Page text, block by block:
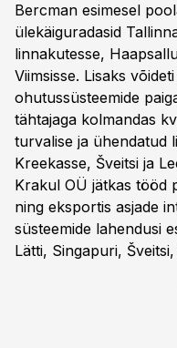
Bercman esimesel
ülekäiguradasid
linnakutesse,
Viimsisse. Lisaks
ohutussüsteemide
tähtajaga kolmandas
turvalise ja ühendatud
Kreekasse, Šveitsi ja
Krakul OÜ jätkas tööd
ning eksportis asjade
süsteemide lahendusi
Lätti, Singapuri,